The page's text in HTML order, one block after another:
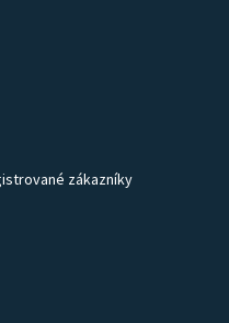
zákazníky